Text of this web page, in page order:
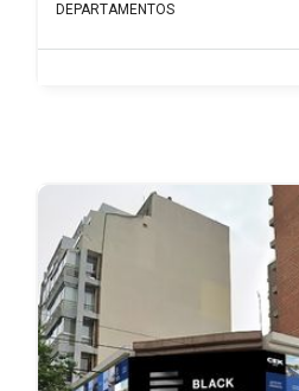
DEPARTAMENTOS